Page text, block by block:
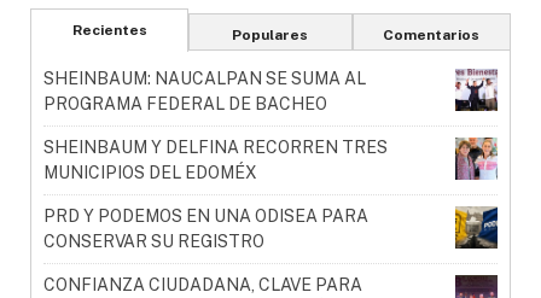
Recientes Populares Comentarios
SHEINBAUM: NAUCALPAN SE SUMA AL
PROGRAMA FEDERAL DE BACHEO
SHEINBAUM Y DELFINA RECORREN TRES
MUNICIPIOS DEL EDOMÉX
PRD Y PODEMOS EN UNA ODISEA PARA
CONSERVAR SU REGISTRO
CONFIANZA CIUDADANA, CLAVE PARA